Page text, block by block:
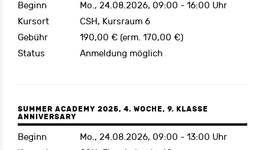
Beginn
Mo., 24.08.2026, 09:00 - 16:00 Uhr
Kursort
CSH, Kursraum 6
Gebühr
190,00 € (erm. 170,00 €)
Status
Anmeldung möglich
SUMMER ACADEMY 2025, 4. WOCHE, 9. KLASSE
ANNIVERSARY
Beginn
Mo., 24.08.2026, 09:00 - 13:00 Uhr